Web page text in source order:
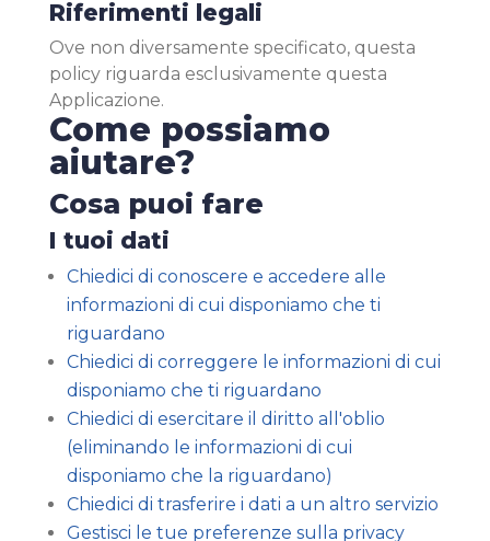
Riferimenti legali
Ove non diversamente specificato, questa
policy riguarda esclusivamente questa
Applicazione.
Come possiamo
aiutare?
Cosa puoi fare
I tuoi dati
Chiedici di conoscere e accedere alle
informazioni di cui disponiamo che ti
riguardano
Chiedici di correggere le informazioni di cui
disponiamo che ti riguardano
Chiedici di esercitare il diritto all'oblio
(eliminando le informazioni di cui
disponiamo che la riguardano)
Chiedici di trasferire i dati a un altro servizio
Gestisci le tue preferenze sulla privacy